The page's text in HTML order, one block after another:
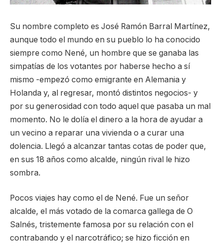
Su nombre completo es José Ramón Barral Martínez,
aunque todo el mundo en su pueblo lo ha conocido
siempre como Nené, un hombre que se ganaba las
simpatías de los votantes por haberse hecho a sí
mismo -empezó como emigrante en Alemania y
Holanda y, al regresar, montó distintos negocios- y
por su generosidad con todo aquel que pasaba un mal
momento. No le dolía el dinero a la hora de ayudar a
un vecino a reparar una vivienda o a curar una
dolencia. Llegó a alcanzar tantas cotas de poder que,
en sus 18 años como alcalde, ningún rival le hizo
sombra.
Pocos viajes hay como el de Nené. Fue un señor
alcalde, el más votado de la comarca gallega de O
Salnés, tristemente famosa por su relación con el
contrabando y el narcotráfico; se hizo ficción en